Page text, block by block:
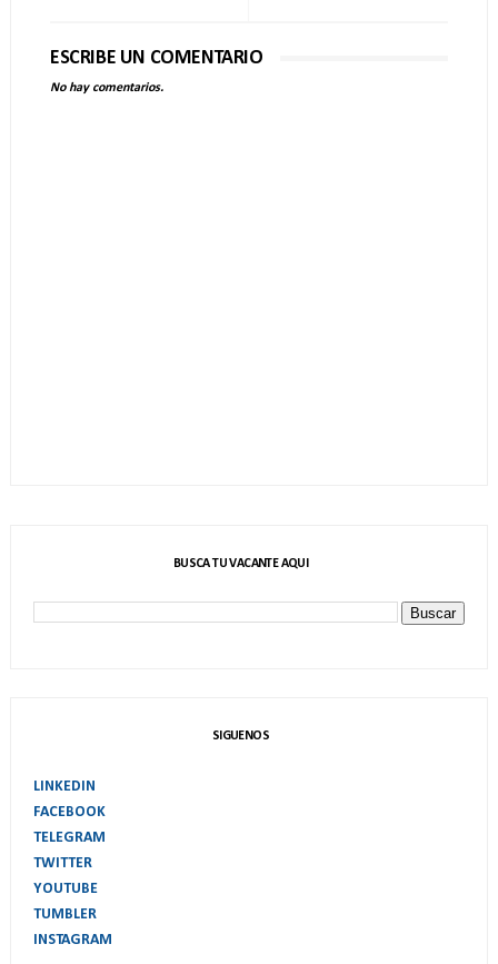
ESCRIBE UN COMENTARIO
No hay comentarios.
BUSCA TU VACANTE AQUI
SIGUENOS
LINKEDIN
FACEBOOK
TELEGRAM
TWITTER
YOUTUBE
TUMBLER
INSTAGRAM